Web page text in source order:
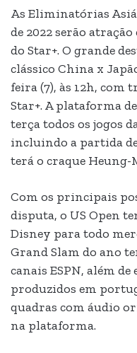
As Eliminatórias
de 2022 serão
do Star+. O grande
clássico China x
feira (7), às 12h, com
Star+. A plataforma
terça todos os jogos
incluindo a partida
terá o craque Heung-
Com os principais
disputa, o US Open
Disney para todo
Grand Slam do ano
canais ESPN, além
produzidos em
quadras com áudio
na plataforma.